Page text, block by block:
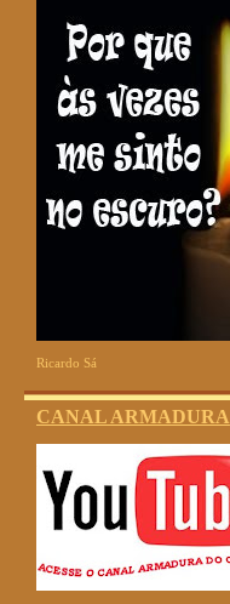
Ricardo Sá
CANAL ARMADURA